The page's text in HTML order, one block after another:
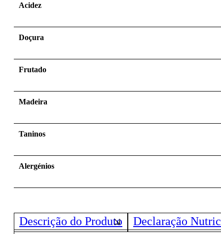
Acidez
Doçura
Frutado
Madeira
Taninos
Alergénios
Descrição do Produto
Declaração